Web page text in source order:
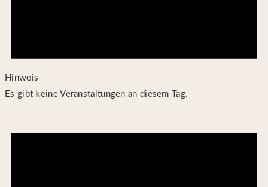
Hinweis
Es gibt keine Veranstaltungen an diesem Tag.